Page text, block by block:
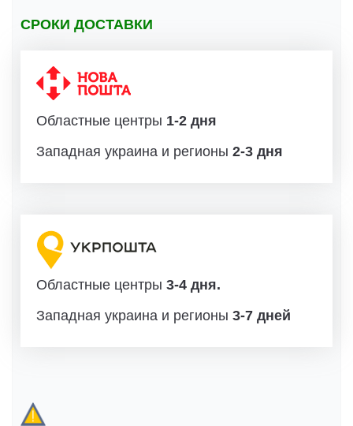
СРОКИ ДОСТАВКИ
Областные центры 1-2 дня
Западная украина и регионы 2-3 дня
Областные центры 3-4 дня.
Западная украина и регионы 3-7 дней